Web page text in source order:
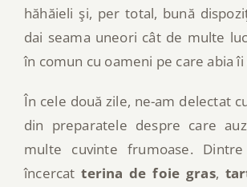
hăhăieli şi, per total, bună
dai seama uneori cât de multe
în comun cu oameni pe care abia îi
În cele două zile, ne-am delectat
din preparatele despre care
multe cuvinte frumoase.
încercatterina de foie gras,